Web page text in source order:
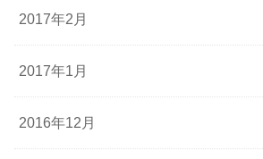
2017年2月
2017年1月
2016年12月